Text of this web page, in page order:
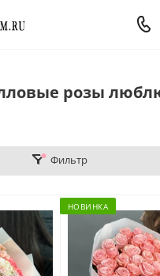
розы
Фильтр
НОВИНКА